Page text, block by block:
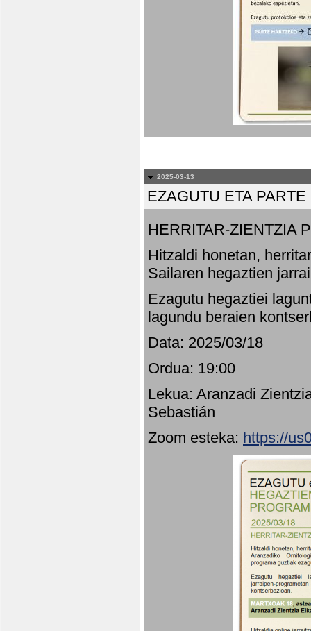
2025-03-13
EZAGUTU ETA
HERRITAR-ZIENTZIA
Hitzaldi honetan,
Sailaren hegaztien
Ezagutu hegaztiei
lagundu beraien
Data: 2025/03/18
Ordua: 19:00
Lekua: Aranzadi
Sebastián
Zoom esteka: https://